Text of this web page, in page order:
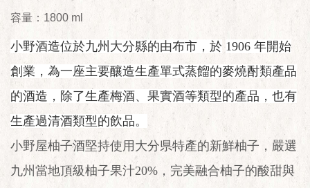
容量：1800 ml
小野酒造位於九州大分縣的由布市， 於 1906 年開始
創業，為一座主要釀造生產單式蒸餾的麥燒酎類產品
的酒造，除了生產梅酒、果實酒等類型的產品，也有
生產過清酒類型的飲品。
小野屋柚子酒堅持使用大分県特產的新鮮柚子，嚴選
九州當地頂級柚子果汁20% ，完美融合柚子的酸甜與